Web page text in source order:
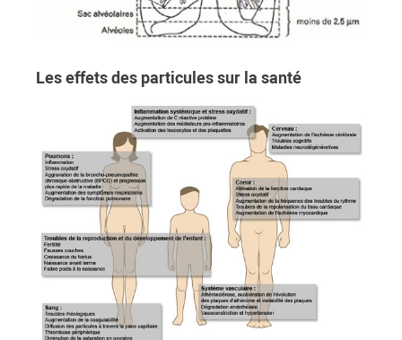
Les effets des particules sur la santé